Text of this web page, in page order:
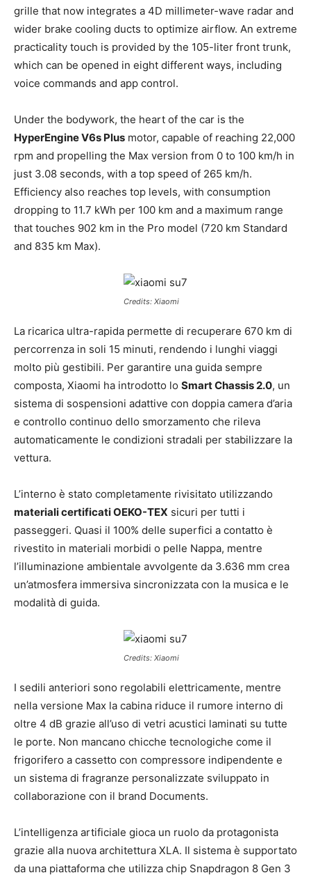
grille that now integrates a 4D millimeter-wave radar and
wider brake cooling ducts to optimize airflow. An extreme
practicality touch is provided by the 105-liter front trunk,
which can be opened in eight different ways, including
voice commands and app control.
Under the bodywork, the heart of the car is the
HyperEngine V6s Plus motor, capable of reaching 22,000
rpm and propelling the Max version from 0 to 100 km/h in
just 3.08 seconds, with a top speed of 265 km/h.
Efficiency also reaches top levels, with consumption
dropping to 11.7 kWh per 100 km and a maximum range
that touches 902 km in the Pro model (720 km Standard
and 835 km Max).
Credits: Xiaomi
La ricarica ultra-rapida permette di recuperare 670 km di
percorrenza in soli 15 minuti, rendendo i lunghi viaggi
molto più gestibili. Per garantire una guida sempre
composta, Xiaomi ha introdotto lo Smart Chassis 2.0, un
sistema di sospensioni adattive con doppia camera d’aria
e controllo continuo dello smorzamento che rileva
automaticamente le condizioni stradali per stabilizzare la
vettura.
L’interno è stato completamente rivisitato utilizzando
materiali certificati OEKO-TEX sicuri per tutti i
passeggeri. Quasi il 100% delle superfici a contatto è
rivestito in materiali morbidi o pelle Nappa, mentre
l’illuminazione ambientale avvolgente da 3.636 mm crea
un’atmosfera immersiva sincronizzata con la musica e le
modalità di guida.
Credits: Xiaomi
I sedili anteriori sono regolabili elettricamente, mentre
nella versione Max la cabina riduce il rumore interno di
oltre 4 dB grazie all’uso di vetri acustici laminati su tutte
le porte. Non mancano chicche tecnologiche come il
frigorifero a cassetto con compressore indipendente e
un sistema di fragranze personalizzate sviluppato in
collaborazione con il brand Documents.
L’intelligenza artificiale gioca un ruolo da protagonista
grazie alla nuova architettura XLA. Il sistema è supportato
da una piattaforma che utilizza chip Snapdragon 8 Gen 3